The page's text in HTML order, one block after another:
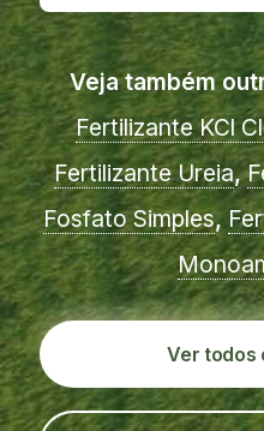
Veja também
Fertilizante KCl
Fertilizante Ureia,
Fosfato Simples,
Ver todos